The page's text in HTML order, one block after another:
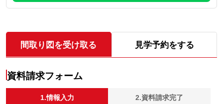
間取り図を受け取る 見学予約をする
資料請求フォーム
1.情報入力 2.資料請求完了